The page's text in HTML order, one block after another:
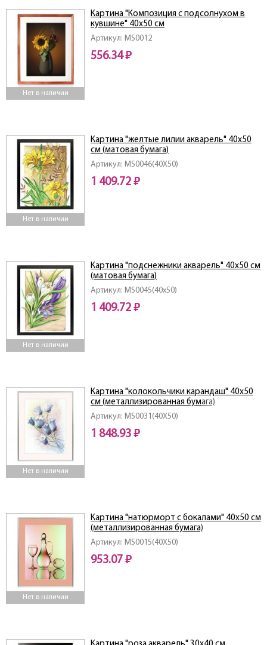
Нет в наличии
Артикул: MS0012
Картина "Композиция с подсолнухом в
кувшине" 40х50 см
556.34 ₽
Нет в наличии
Артикул: MS0046(40X50)
Картина "желтые лилии акварель" 40х50
см (матовая бумага)
1 409.72 ₽
Нет в наличии
Артикул: MS0045(40x50)
Картина "подснежники акварель" 40х50 см
(матовая бумага)
1 409.72 ₽
Нет в наличии
Артикул: MS0031(40X50)
Картина "колокольчики карандаш" 40х50
см (металлизированная бумага)
1 848.93 ₽
Нет в наличии
Артикул: MS0015(40X50)
Картина "натюрморт с бокалами" 40х50 см
(металлизированная бумага)
953.07 ₽